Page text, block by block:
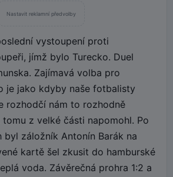
Nastavit reklamní předvolby
vystoupení proti
jímž bylo Turecko. Duel
Zajímavá volba pro
je jako kdyby naše fotbalisty
rozhodčí nám to rozhodně
z velké části napomohl. Po
byl záložník Antonín Barák na
kartě šel zkusit do hamburské
voda. Závěrečná prohra 1:2 a